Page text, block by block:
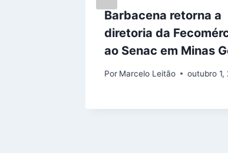
Barbacena retorna a
diretoria da
ao Senac em Minas
Por Marcelo Leitão outubro 1,